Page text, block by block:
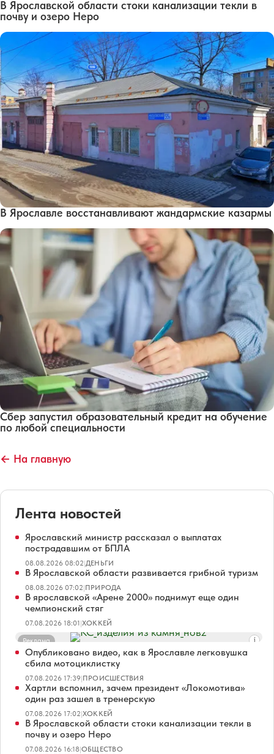
В Ярославской области стоки канализации текли в
почву и озеро Неро
В Ярославле восстанавливают жандармские казармы
Сбер запустил образовательный кредит на обучение
по любой специальности
← На главную
Лента новостей
Ярославский министр рассказал о выплатах
пострадавшим от БПЛА
08.08.2026 08:02|ДЕНЬГИ
В Ярославской области развивается грибной туризм
08.08.2026 07:02|ПРИРОДА
В ярославской «Арене 2000» поднимут еще один
чемпионский стяг
07.08.2026 18:01|ХОККЕЙ
Реклама
Опубликовано видео, как в Ярославле легковушка
сбила мотоциклистку
07.08.2026 17:39|ПРОИСШЕСТВИЯ
Хартли вспомнил, зачем президент «Локомотива»
один раз зашел в тренерскую
07.08.2026 17:02|ХОККЕЙ
В Ярославской области стоки канализации текли в
почву и озеро Неро
07.08.2026 16:18|ОБЩЕСТВО